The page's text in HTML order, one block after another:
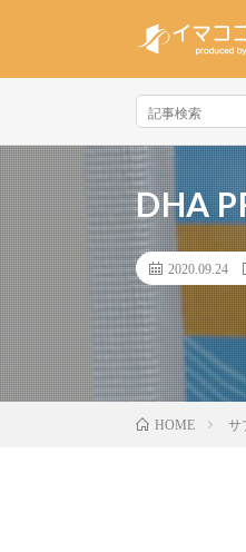
DHA
2020.09.24
HOME サ